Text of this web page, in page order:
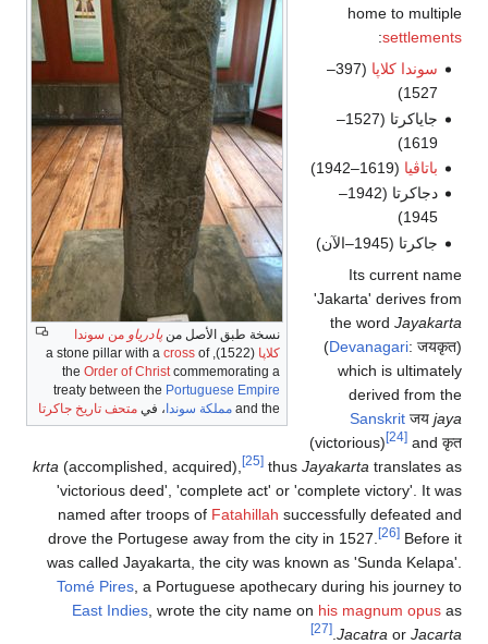
نسخة طبق الأصل منپادرياو من سوندا
كلاپا (1522), a stone pillar with a
cross of
the Order of Christcommemorating a
treaty between the Portuguese Empire
and the مملكة سوندا ، في متحف تاريخ جاكرتا
home to multiple
settlements
:
سوندا كلاپا
(397–
1527)
جاياكرتا (1527–
1619)
باتاڤيا (1619–1942)
دجاكرتا (1942–
1945)
جاكرتا (1945–الآن)
Its current name
'Jakarta' derives from
the word Jayakarta
(Devanagari: जयकृत)
which is ultimately
derived from the
Sanskrit जय jaya
(victorious)
[24] and कृत
krta (accomplished, acquired), [25] thus Jayakarta translates as
'victorious deed', 'complete act' or 'complete victory'. It was
named after troops of Fatahillah successfully defeated and
drove the Portugese away from the city in 1527.
[26] Before it
was called Jayakarta, the city was known as 'Sunda Kelapa'.
Tomé Pires , a Portuguese apothecary during his journey to
East Indies , wrote the city name on his magnum opus as
Jacatra or Jacarta
[27]